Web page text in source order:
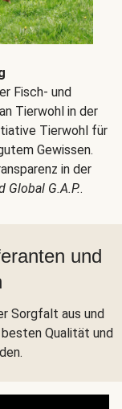
Fisch- und
Tierwohl in der
Tierwohl für
Gewissen.
in der
Global G.A.P..
und
Sorgfalt aus und
Qualität und